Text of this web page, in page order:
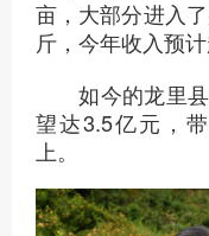
亩，大部分进入
斤，今年收入预
如今的龙里县
望达3.5亿元，
上。